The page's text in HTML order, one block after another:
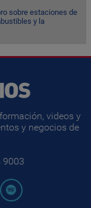
sobre estaciones de
y la
videos y
y negocios de
9003